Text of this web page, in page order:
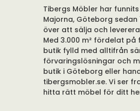
Tibergs Möbler har
Majorna, Göteborg
över att sälja och
Med 3.000 m² fördelat
butik fylld med alltifrån
förvaringslösningar och
butik i Göteborg eller
tibergsmobler.se. Vi ser
hitta rätt möbel för ditt